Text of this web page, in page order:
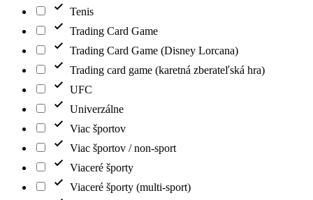
Tenis
Trading Card Game
Trading Card Game (Disney Lorcana)
Trading card game (karetná zberateľská hra)
UFC
Univerzálne
Viac športov
Viac športov / non-sport
Viaceré športy
Viaceré športy (multi-sport)